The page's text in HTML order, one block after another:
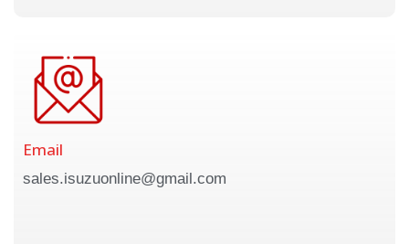
Email
sales.isuzuonline@gmail.com